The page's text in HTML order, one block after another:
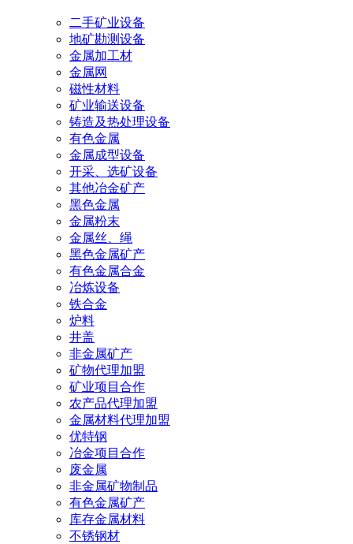
二手矿业设备
地矿勘测设备
金属加工材
金属网
磁性材料
矿业输送设备
铸造及热处理设备
有色金属
金属成型设备
开采、选矿设备
其他冶金矿产
黑色金属
金属粉末
金属丝、绳
黑色金属矿产
有色金属合金
冶炼设备
铁合金
炉料
井盖
非金属矿产
矿物代理加盟
矿业项目合作
农产品代理加盟
金属材料代理加盟
优特钢
冶金项目合作
废金属
非金属矿物制品
有色金属矿产
库存金属材料
不锈钢材